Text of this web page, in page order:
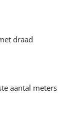
draad
aantal meters